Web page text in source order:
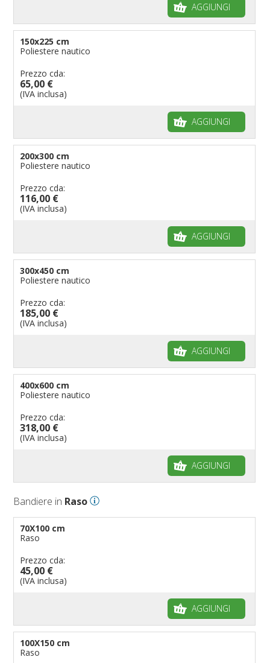
AGGIUNGI
150x225 cm
Poliestere nautico
Prezzo cda:
65,00 €
(IVA inclusa)
AGGIUNGI
200x300 cm
Poliestere nautico
Prezzo cda:
116,00 €
(IVA inclusa)
AGGIUNGI
300x450 cm
Poliestere nautico
Prezzo cda:
185,00 €
(IVA inclusa)
AGGIUNGI
400x600 cm
Poliestere nautico
Prezzo cda:
318,00 €
(IVA inclusa)
AGGIUNGI
Bandiere in Raso
70X100 cm
Raso
Prezzo cda:
45,00 €
(IVA inclusa)
AGGIUNGI
100X150 cm
Raso